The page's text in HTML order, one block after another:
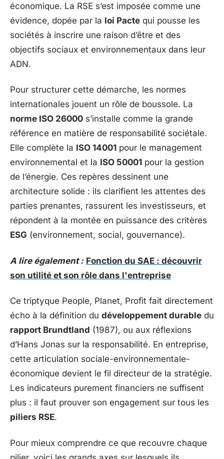
économique. La RSE s’est imposée comme une
évidence, dopée par la loi Pacte qui pousse les
sociétés à inscrire une raison d’être et des
objectifs sociaux et environnementaux dans leur
ADN.
Pour structurer cette démarche, les normes
internationales jouent un rôle de boussole. La
norme ISO 26000 s’installe comme la grande
référence en matière de responsabilité sociétale.
Elle complète la ISO 14001 pour le management
environnemental et la ISO 50001 pour la gestion
de l’énergie. Ces repères dessinent une
architecture solide : ils clarifient les attentes des
parties prenantes, rassurent les investisseurs, et
répondent à la montée en puissance des critères
ESG (environnement, social, gouvernance).
A lire également : Fonction du SAE : découvrir
son utilité et son rôle dans l'entreprise
Ce triptyque People, Planet, Profit fait directement
écho à la définition du développement durable du
rapport Brundtland (1987), ou aux réflexions
d’Hans Jonas sur la responsabilité. En entreprise,
cette articulation sociale-environnementale-
économique devient le fil directeur de la stratégie.
Les indicateurs purement financiers ne suffisent
plus : il faut prouver son engagement sur tous les
piliers RSE.
Pour mieux comprendre ce que recouvre chaque